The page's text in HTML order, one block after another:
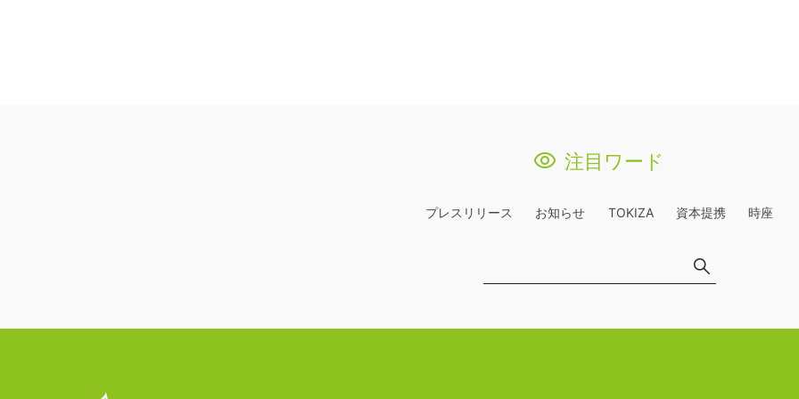
注目ワード
プレスリリース お知らせ TOKIZA 資本提携 時座